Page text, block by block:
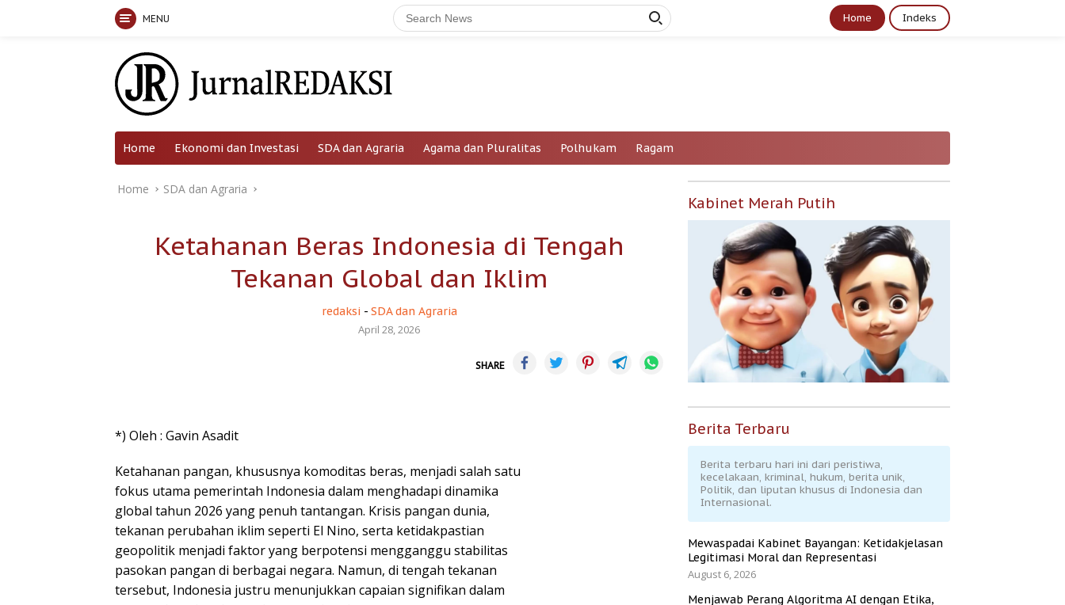
MENU Home Indeks
Home Ekonomi dan Investasi SDA dan Agraria Agama dan Pluralitas Polhukam Ragam
Home SDA dan Agraria
Ketahanan Beras Indonesia di Tengah
Tekanan Global dan Iklim
redaksi - SDA dan Agraria
April 28, 2026
SHARE
*) Oleh : Gavin Asadit
Ketahanan pangan, khususnya komoditas beras, menjadi salah satu
fokus utama pemerintah Indonesia dalam menghadapi dinamika
global tahun 2026 yang penuh tantangan. Krisis pangan dunia,
tekanan perubahan iklim seperti El Nino, serta ketidakpastian
geopolitik menjadi faktor yang berpotensi mengganggu stabilitas
pasokan pangan di berbagai negara. Namun, di tengah tekanan
tersebut, Indonesia justru menunjukkan capaian signifikan dalam
Kabinet Merah Putih
Berita Terbaru
Berita terbaru hari ini dari peristiwa,
kecelakaan, kriminal, hukum, berita unik,
Politik, dan liputan khusus di Indonesia dan
Internasional.
Mewaspadai Kabinet Bayangan: Ketidakjelasan
Legitimasi Moral dan Representasi
August 6, 2026
Menjawab Perang Algoritma AI dengan Etika,